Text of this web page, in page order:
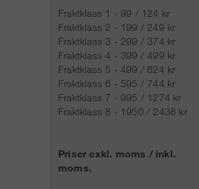
Fraktklass 1 - 99 / 124 kr
Fraktklass 2 - 199 / 249 kr
Fraktklass 3 - 299 / 374 kr
Fraktklass 4 - 399 / 499 kr
Fraktklass 5 - 499 / 624 kr
Fraktklass 6 - 595 / 744 kr
Fraktklass 7 - 995 / 1274 kr
Fraktklass 8 - 1950 / 2438 kr
Priser exkl. moms / inkl.
moms.